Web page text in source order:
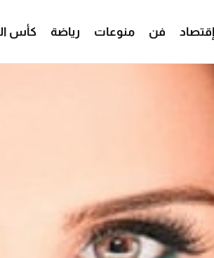
إقتصاد فن منوعات رياضة كأس